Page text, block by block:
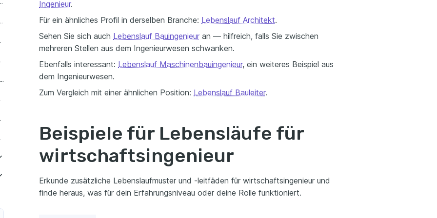
Lebenslauf als Einstiegslevel Wirtschaftsingenieur
Ingenieur.
Für ein ähnliches Profil in derselben Branche: Lebenslauf Architekt.
Sehen Sie sich auch Lebenslauf Bauingenieur an — hilfreich, falls Sie zwischen
mehreren Stellen aus dem Ingenieurwesen schwanken.
Ebenfalls interessant: Lebenslauf Maschinenbauingenieur, ein weiteres Beispiel aus
dem Ingenieurwesen.
Zum Vergleich mit einer ähnlichen Position: Lebenslauf Bauleiter.
Beispiele für Lebensläufe für
wirtschaftsingenieur
Erkunde zusätzliche Lebenslaufmuster und -leitfäden für wirtschaftsingenieur und
finde heraus, was für dein Erfahrungsniveau oder deine Rolle funktioniert.